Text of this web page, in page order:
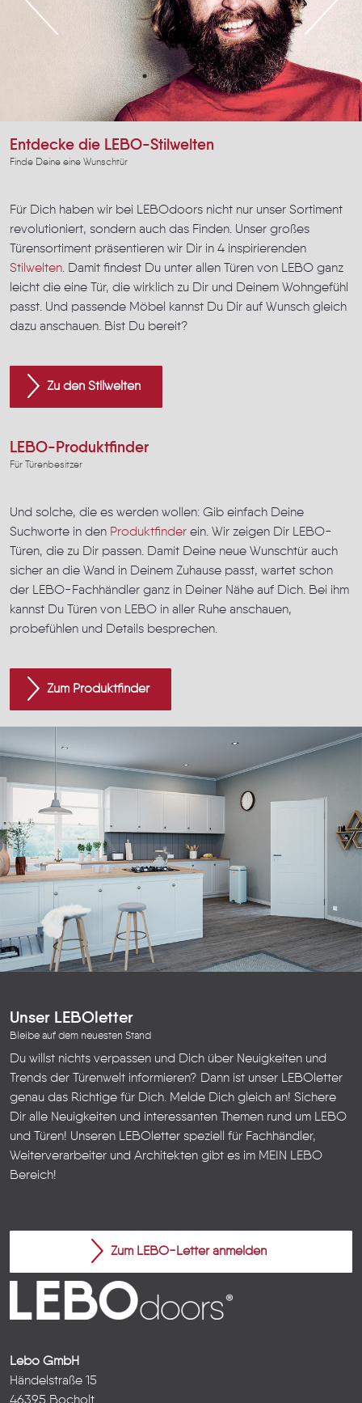
Entdecke die LEBO-Stilwelten
Finde Deine eine Wunschtür
Für Dich haben wir bei LEBOdoors nicht nur unser Sortiment
revolutioniert, sondern auch das Finden. Unser großes
Türensortiment präsentieren wir Dir in 4 inspirierenden
Stilwelten. Damit findest Du unter allen Türen von LEBO ganz
leicht die eine Tür, die wirklich zu Dir und Deinem Wohngefühl
passt. Und passende Möbel kannst Du Dir auf Wunsch gleich
dazu anschauen. Bist Du bereit?
Zu den Stilwelten
LEBO-Produktfinder
Für Türenbesitzer
Und solche, die es werden wollen: Gib einfach Deine
Suchworte in den Produktfinder ein. Wir zeigen Dir LEBO-
Türen, die zu Dir passen. Damit Deine neue Wunschtür auch
sicher an die Wand in Deinem Zuhause passt, wartet schon
der LEBO-Fachhändler ganz in Deiner Nähe auf Dich. Bei ihm
kannst Du Türen von LEBO in aller Ruhe anschauen,
probefühlen und Details besprechen.
Zum Produktfinder
Unser LEBOletter
Bleibe auf dem neuesten Stand
Du willst nichts verpassen und Dich über Neuigkeiten und
Trends der Türenwelt informieren? Dann ist unser LEBOletter
genau das Richtige für Dich. Melde Dich gleich an! Sichere
Dir alle Neuigkeiten und interessanten Themen rund um LEBO
und Türen! Unseren LEBOletter speziell für Fachhändler,
Weiterverarbeiter und Architekten gibt es im MEIN LEBO
Bereich!
Zum LEBO-Letter anmelden
Lebo GmbH
Händelstraße 15